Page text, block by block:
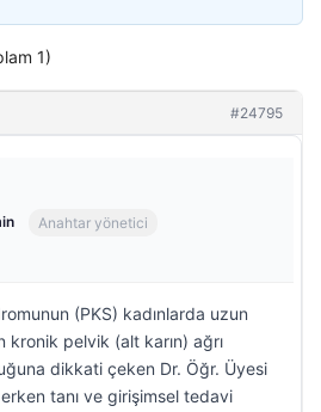
1)
#24795
Anahtar yönetici
(PKS) kadınlarda uzun
kronik pelvik (alt karın) ağrı
dikkati çeken Dr. Öğr. Üyesi
tanı ve girişimsel tedavi